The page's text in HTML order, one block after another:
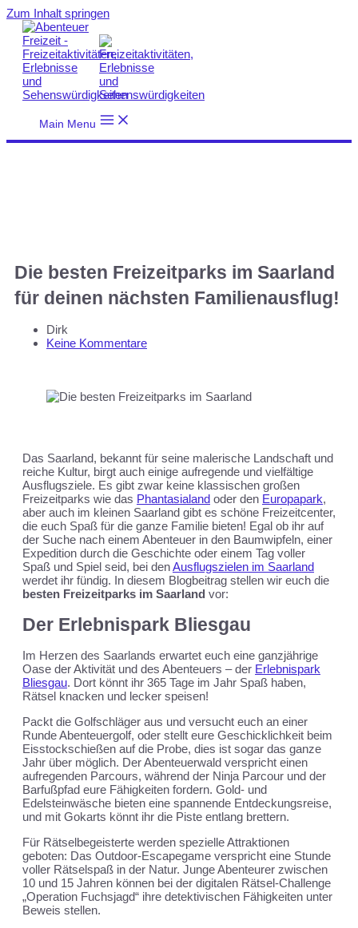
Zum Inhalt springen
Main Menu
Die besten Freizeitparks im Saarland
für deinen nächsten Familienausflug!
Dirk
Keine Kommentare
Das Saarland, bekannt für seine malerische Landschaft und
reiche Kultur, birgt auch einige aufregende und vielfältige
Ausflugsziele. Es gibt zwar keine klassischen großen
Freizeitparks wie das Phantasialand oder den Europapark,
aber auch im kleinen Saarland gibt es schöne Freizeitcenter,
die euch Spaß für die ganze Familie bieten! Egal ob ihr auf
der Suche nach einem Abenteuer in den Baumwipfeln, einer
Expedition durch die Geschichte oder einem Tag voller
Spaß und Spiel seid, bei denAusflugszielen im Saarland
werdet ihr fündig. In diesem Blogbeitrag stellen wir euch die
besten Freizeitparks im Saarland vor:
Der Erlebnispark Bliesgau
Im Herzen des Saarlands erwartet euch eine ganzjährige
Oase der Aktivität und des Abenteuers – der Erlebnispark
Bliesgau. Dort könnt ihr 365 Tage im Jahr Spaß haben,
Rätsel knacken und lecker speisen!
Packt die Golfschläger aus und versucht euch an einer
Runde Abenteuergolf, oder stellt eure Geschicklichkeit beim
Eisstockschießen auf die Probe, dies ist sogar das ganze
Jahr über möglich. Der Abenteuerwald verspricht einen
aufregenden Parcours, während der Ninja Parcour und der
Barfußpfad eure Fähigkeiten fordern. Gold- und
Edelsteinwäsche bieten eine spannende Entdeckungsreise,
und mit Gokarts könnt ihr die Piste entlang brettern.
Für Rätselbegeisterte werden spezielle Attraktionen
geboten: Das Outdoor-Escapegame verspricht eine Stunde
voller Rätselspaß in der Natur. Junge Abenteurer zwischen
10 und 15 Jahren können bei der digitalen Rätsel-Challenge
„Operation Fuchsjagd“ ihre detektivischen Fähigkeiten unter
Beweis stellen.